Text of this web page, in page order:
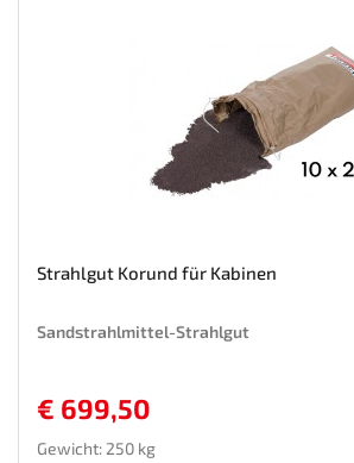
Strahlgut Korund für Kabinen
Sandstrahlmittel-Strahlgut
€ 699,50
Gewicht: 250 kg